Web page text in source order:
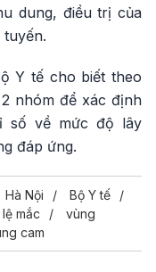
dung, điều trị của
Y tế cho biết theo
nhóm để xác định
số về mức độ lây
đáp ứng.
Hà Nội
Bộ Y tế
mắc
vùng
cam